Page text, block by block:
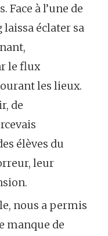
Face à l’une de
laissa éclater sa
le flux
les lieux.
de
élèves du
leur
nous a permis
manque de